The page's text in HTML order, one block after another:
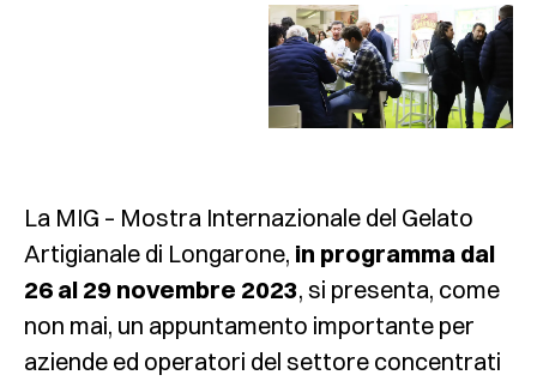
La MIG – Mostra Internazionale del Gelato
Artigianale di Longarone, in programma dal
26 al 29 novembre 2023, si presenta, come
non mai, un appuntamento importante per
aziende ed operatori del settore concentrati